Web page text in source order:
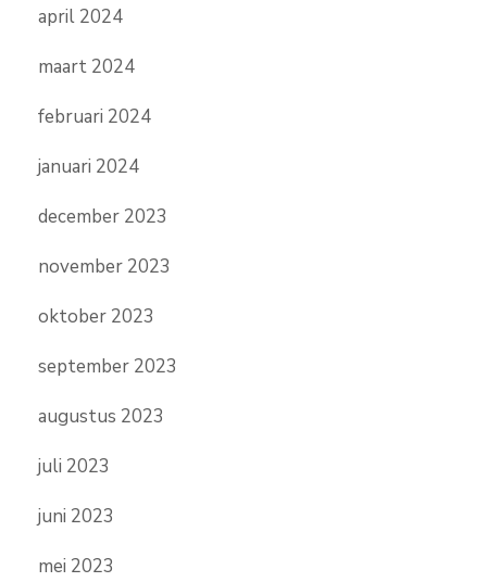
april 2024
maart 2024
februari 2024
januari 2024
december 2023
november 2023
oktober 2023
september 2023
augustus 2023
juli 2023
juni 2023
mei 2023